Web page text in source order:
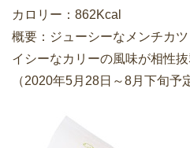
カロリー：862Kcal
概要：ジューシーなメンチカ
イシーなカリーの風味が相性
（2020年5月28日～8月下旬予